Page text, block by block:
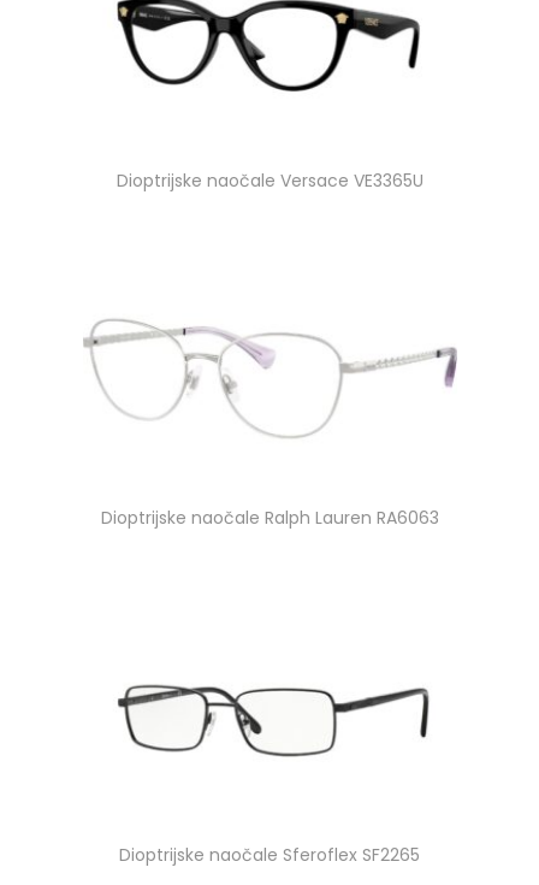
Dioptrijske naočale Versace VE3365U
Dioptrijske naočale Ralph Lauren RA6063
Dioptrijske naočale Sferoflex SF2265